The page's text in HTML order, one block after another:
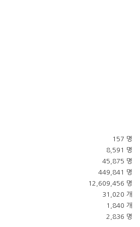
157 명
8,591 명
45,875 명
449,841 명
12,609,456 명
31,020 개
1,840 개
2,836 명